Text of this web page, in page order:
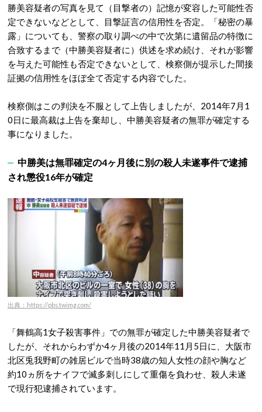
勝美容疑者の写真を見て（目撃者の）記憶が変容した可能性否
定できないなどとして、目撃証言の信用性を否定。「秘密の暴
露」についても、警察の取り調べの中で次第に遺留品の特徴に
合致するまで（中勝美容疑者に）供述を求め続け、それが影響
を与えた可能性も否定できないとして、検察側が提示した間接
証拠の信用性をほぼ全て否定する内容でした。
検察側はこの判決を不服として上告しましたが、2014年7月1
0日に最高裁は上告を棄却し、中勝美容疑者の無罪が確定する
事になりました。
中勝美は無罪確定の4ヶ月後に別の殺人未遂事件で逮捕
され懲役16年が確定
出典：https://pbs.twimg.com/
「舞鶴高1女子殺害事件」での無罪が確定した中勝美容疑者で
したが、それからわずか4ヶ月後の2014年11月5日に、大阪市
北区兎我野町の雑居ビルで当時38歳の知人女性の顔や胸など
約10ヵ所をナイフで滅多刺しにして重傷を負わせ、殺人未遂
で現行犯逮捕されています。